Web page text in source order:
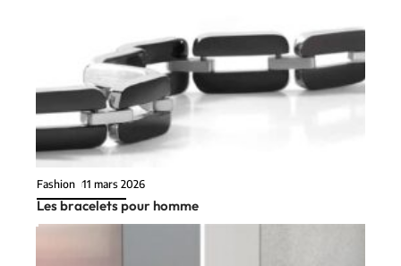
Fashion 11 mars 2026
Les bracelets pour homme